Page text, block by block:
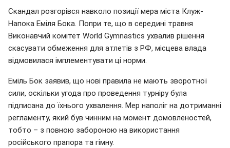
Скандал розгорівся навколо позиції мера міста Клуж-
Напока Еміля Бока. Попри те, що в середині травня
Виконавчий комітет World Gymnastics ухвалив рішення
скасувати обмеження для атлетів з РФ, місцева влада
відмовилася імплементувати ці норми.
Еміль Бок заявив, що нові правила не мають зворотної
сили, оскільки угода про проведення турніру була
підписана до їхнього ухвалення. Мер наполіг на дотриманні
регламенту, який був чинним на момент домовленостей,
тобто – з повною забороною на використання
російського прапора та гімну.